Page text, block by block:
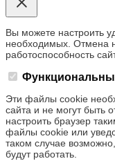
Вы можете настроить
необходимых. Отмена
работоспособность
Эти файлы cookie
сайта и не могут быть
настроить браузер
файлы cookie или
таком случае
будут работать.